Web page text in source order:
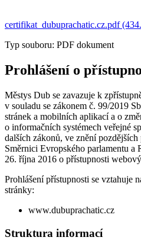
certifikat_dubuprachatic.cz.pdf
Typ souboru: PDF dokument
Prohlášení o
Městys Dub se zavazuje k
v souladu se zákonem č. 99/2019
stránek a mobilních aplikací a o
o informačních systémech veřejné
dalších zákonů, ve znění
Směrnici Evropského parlamentu a
26. října 2016 o přístupnosti
Prohlášení přístupnosti se vztahuje
stránky:
www.dubuprachatic.cz
Struktura informací